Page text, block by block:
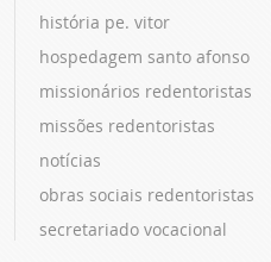
história pe. vitor
hospedagem santo afonso
missionários redentoristas
missões redentoristas
notícias
obras sociais redentoristas
secretariado vocacional